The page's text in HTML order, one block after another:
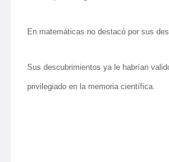
En matemáticas no destacó por sus
Sus descubrimientos ya le habrían
privilegiado en la memoria científica.